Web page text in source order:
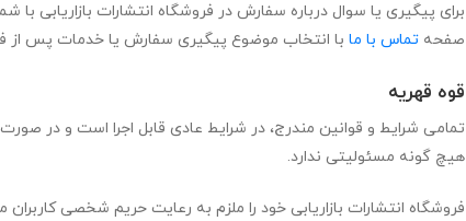
برای پیگیری یا سوال درباره سفارش در فروشگاه انتشارات بازاریابی با
صفحهتماس با ما با انتخاب موضوع پیگیری سفارش یا خدمات پس از
قوه قهریه
تمامی شرایط و قوانین مندرج، در شرایط عادی قابل اجرا است و در صورت
هیچ گونه مسئولیتی ندارد.
فروشگاه انتشارات بازاریابی خود را ملزم به رعایت حریم شخصی